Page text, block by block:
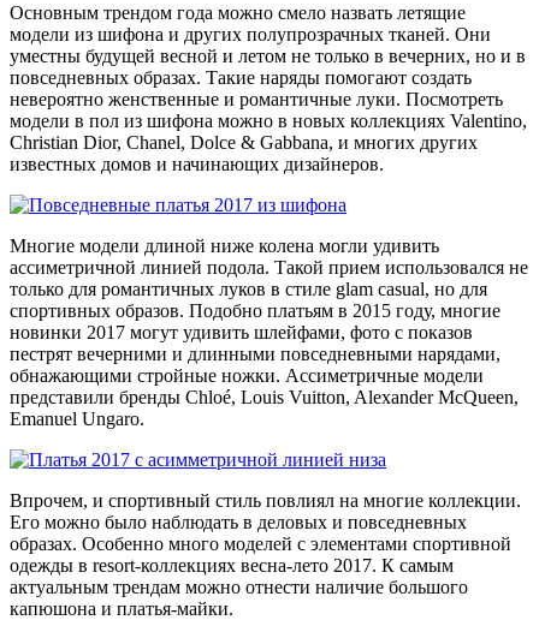
Основным трендом года можно смело назвать летящие
модели из шифона и других полупрозрачных тканей. Они
уместны будущей весной и летом не только в вечерних, но и в
повседневных образах. Такие наряды помогают создать
невероятно женственные и романтичные луки. Посмотреть
модели в пол из шифона можно в новых коллекциях Valentino,
Christian Dior, Chanel, Dolce & Gabbana, и многих других
известных домов и начинающих дизайнеров.
Многие модели длиной ниже колена могли удивить
ассиметричной линией подола. Такой прием использовался не
только для романтичных луков в стиле glam casual, но для
спортивных образов. Подобно платьям в 2015 году, многие
новинки 2017 могут удивить шлейфами, фото с показов
пестрят вечерними и длинными повседневными нарядами,
обнажающими стройные ножки. Ассиметричные модели
представили бренды Chloé, Louis Vuitton, Alexander McQueen,
Emanuel Ungaro.
Впрочем, и спортивный стиль повлиял на многие коллекции.
Его можно было наблюдать в деловых и повседневных
образах. Особенно много моделей с элементами спортивной
одежды в resort-коллекциях весна-лето 2017. К самым
актуальным трендам можно отнести наличие большого
капюшона и платья-майки.